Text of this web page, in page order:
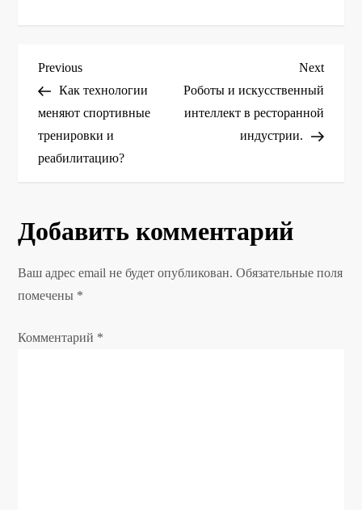
Н
а
в
г
а
ц
и
Previous
Post
Previous
Как технологии
меняют спортивные
тренировки и
реабилитацию?
Next
Post
Next
Роботы и искусственный
интеллект в ресторанной
индустрии.
Добавить комментарий
Ваш адрес email не будет опубликован. Обязательные поля
помечены *
Комментарий *